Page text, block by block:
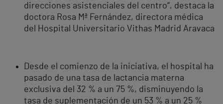
direcciones asistenciales del centro“, destaca la
doctora Rosa Mª Fernández, directora médica
del Hospital Universitario Vithas Madrid Aravaca
Desde el comienzo de la iniciativa, el hospital ha
pasado de una tasa de lactancia materna
exclusiva del 32 % a un 75 %, disminuyendo la
tasa de suplementación de un 53 % a un 25 %